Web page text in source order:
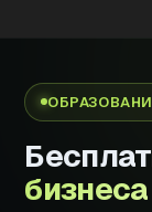
бизнеса